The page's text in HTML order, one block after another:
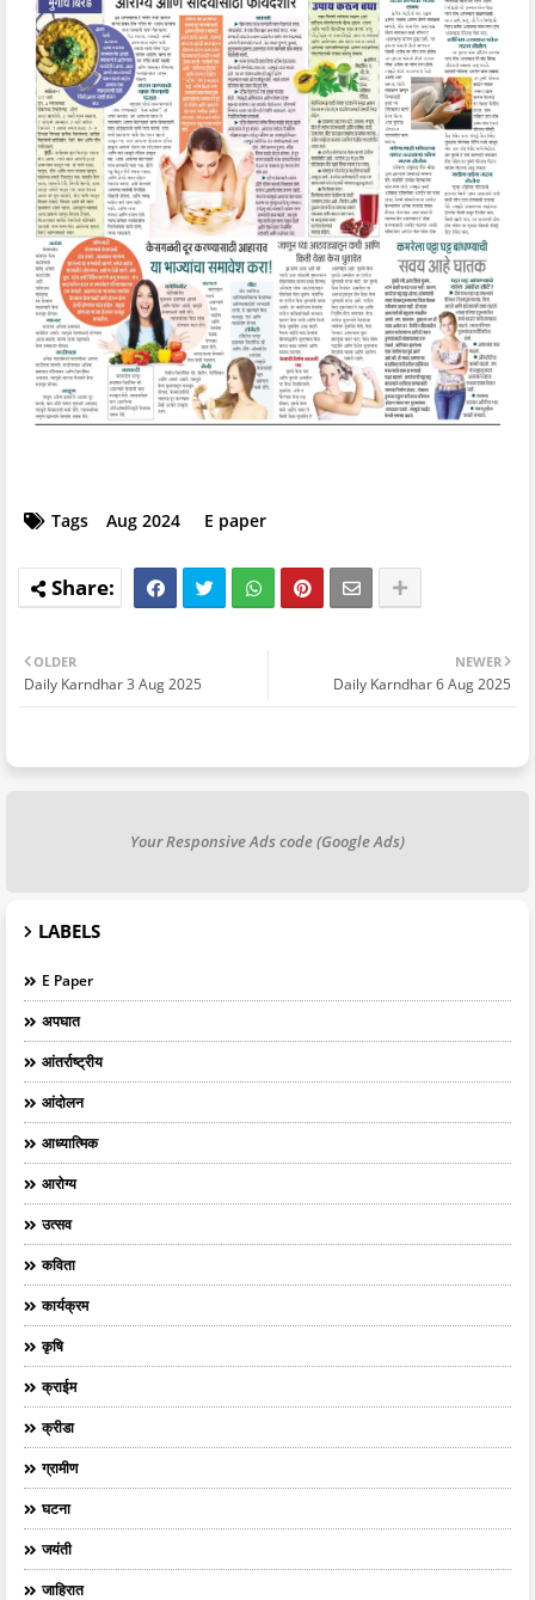
Tags Aug 2024 E paper
NEWER
Daily Karndhar 6 Aug 2025
OLDER
Daily Karndhar 3 Aug 2025
Your Responsive Ads code (Google Ads)
LABELS
E Paper
अपघात
आंतर्राष्ट्रीय
आंदोलन
आध्यात्मिक
आरोग्य
उत्सव
कविता
कार्यक्रम
कृषि
क्राईम
क्रीडा
ग्रामीण
घटना
जयंती
जाहिरात